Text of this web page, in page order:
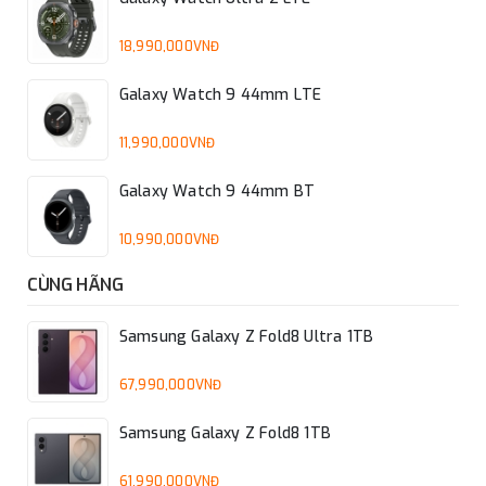
sức phát huy khả năng sáng tạo của mình.
VớiTrợ lý Note quyền năng
18,990,000VNĐ
Galaxy Watch 9 44mm LTE
11,990,000VNĐ
Galaxy Watch 9 44mm BT
10,990,000VNĐ
CÙNG HÃNG
Samsung Galaxy Z Fold8 Ultra 1TB
67,990,000VNĐ
Samsung Galaxy Z Fold8 1TB
61,990,000VNĐ